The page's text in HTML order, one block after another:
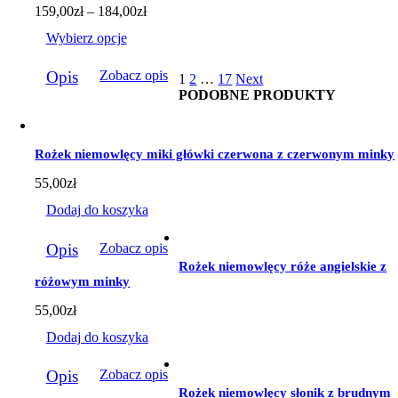
produktu
159,00zł – 184,00złZakres
do
184,00zł
Wybierz opcje
produkt
można
wybrać
na
stronie
Opis Zobacz opis 1 2 … 17 Next
PODOBNE PRODUKTY
Rożek niemowlęcy miki główki czerwona z czerwonym minky
55,00zł
Dodaj do koszyka
Opis Zobacz opis
Rożek niemowlęcy róże angielskie z
różowym minky
55,00zł
Dodaj do koszyka
Opis Zobacz opis
Rożek niemowlęcy słonik z brudnym